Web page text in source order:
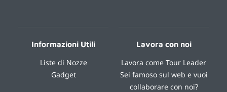
Informazioni Utili
Liste di Nozze
Gadget
Lavora con noi
Lavora come Tour Leader
Sei famoso sul web e vuoi
collaborare con noi?